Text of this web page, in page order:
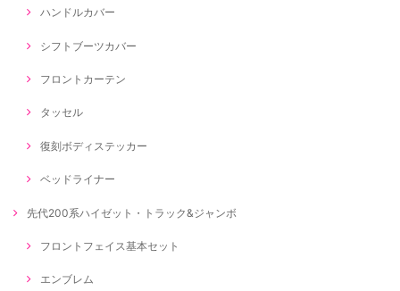
ハンドルカバー
シフトブーツカバー
フロントカーテン
タッセル
復刻ボディステッカー
ベッドライナー
先代200系ハイゼット・トラック&ジャンボ
フロントフェイス基本セット
エンブレム